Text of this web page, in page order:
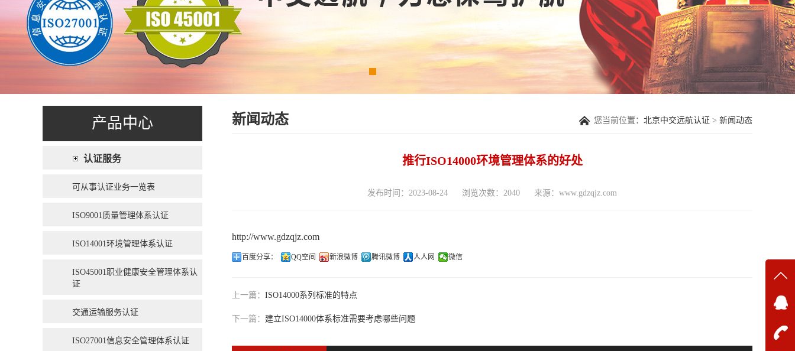
产品中心
认证服务
可从事认证业务一览表
ISO9001质量管理体系认证
ISO14001环境管理体系认证
ISO45001职业健康安全管理体系认
证
交通运输服务认证
ISO27001信息安全管理体系认证
新闻动态 您当前位置： 北京中交远航认证 > 新闻动态
推行ISO14000环境管理体系的好处
发布时间：2023-08-24 浏览次数：2040 来源：www.gdzqjz.com
http://www.gdzqjz.com
百度分享： QQ空间 新浪微博 腾讯微博 人人网 微信
上一篇： ISO14000系列标准的特点
下一篇： 建立ISO14000体系标准需要考虑哪些问题
在线
在